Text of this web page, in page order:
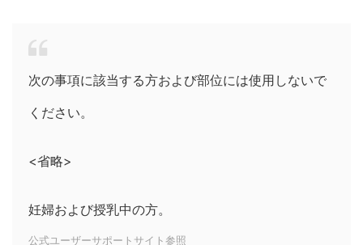
次の事項に該当する方および部位には使用しないで
ください。
<省略>
妊婦および授乳中の方。
公式ユーザーサポートサイト参照